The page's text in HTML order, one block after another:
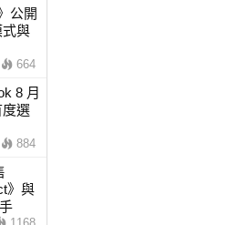
公開
與
664
8 月
選
884
》與